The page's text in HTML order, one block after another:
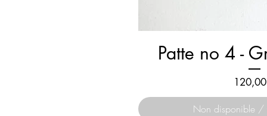
Patte no 4 -
Prix
Non disponible /